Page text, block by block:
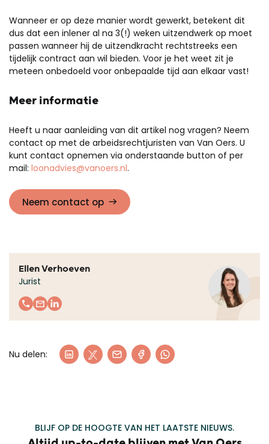
Wanneer er op deze manier wordt gewerkt, betekent dit
dus dat een inlener al na 3(!) weken uitzendwerk op moet
passen wanneer hij de uitzendkracht rechtstreeks een
tijdelijk contract aan wil bieden. Voor je het weet zit je
meteen onbedoeld voor onbepaalde tijd aan elkaar vast!
Meer informatie
Heeft u naar aanleiding van dit artikel nog vragen? Neem
contact op met de arbeidsrechtjuristen van Van Oers. U
kunt contact opnemen via onderstaande button of per
mail: loonadvies@vanoers.nl.
Neem contact op
Ellen Verhoeven
Jurist
Nu delen:
BLIJF OP DE HOOGTE VAN HET LAATSTE NIEUWS.